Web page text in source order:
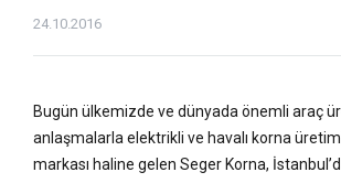
24.10.2016
Bugün ülkemizde ve dünyada önemli araç
anlaşmalarla elektrikli ve havalı korna
markası haline gelen Seger Korna,